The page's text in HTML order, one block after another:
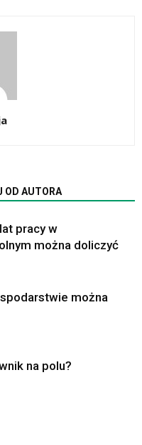
OD AUTORA
pracy w
można doliczyć
można
na polu?